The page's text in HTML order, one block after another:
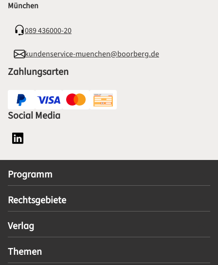
München
089 436000-20
kundenservice-muenchen@boorberg.de
Zahlungsarten
Social Media
Social Media Plattform LinkedIn
Programm
Rechtsgebiete
Verlag
Themen